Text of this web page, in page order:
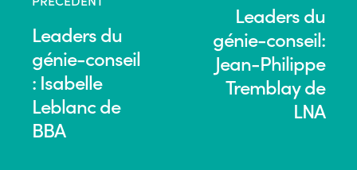
Leaders du
génie-conseil
: Isabelle
Leblanc de
BBA
Leaders du
génie-conseil:
Jean-Philippe
Tremblay de
LNA